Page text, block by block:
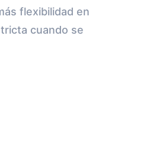
flexibilidad en
cuando se